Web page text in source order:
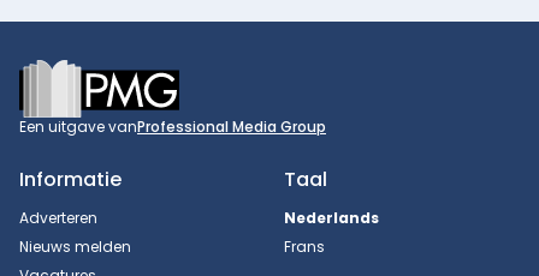
Footer
Een uitgave vanProfessional Media Group
Informatie
Adverteren
Nieuws melden
Taal
Nederlands
Frans